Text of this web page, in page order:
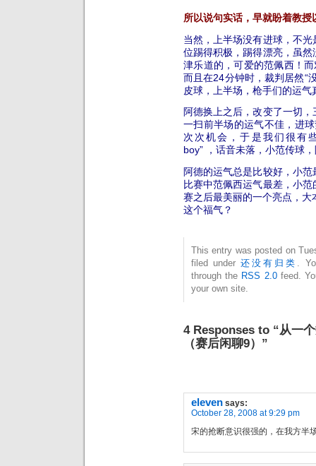
所以说句实话，早就盼着教
当然，上半场没有进球，不
位踢得积极，踢得漂亮，虽
津乐道的，可爱的范佩西！
而且在24分钟时，裁判居然“
皮球，上半场，枪手们的运气
阿德换上之后，改变了一切
一扫前半场的运气不佳，进
次次机会，于是我们很有
boy” ，话音未落，小范传球
阿德的运气总是比较好，小
比赛中范佩西运气最差，小
赛之后最美丽的一个亮点，
这个福气？
This entry was posted on
filed under还没有归类
.
through the RSS 2.0feed.
your own site.
4 Responses to “从一
（赛后闲聊9）”
eleven says:
October 28, 2008 at 9:29 pm
宋的抢断意识很强的，在我方半